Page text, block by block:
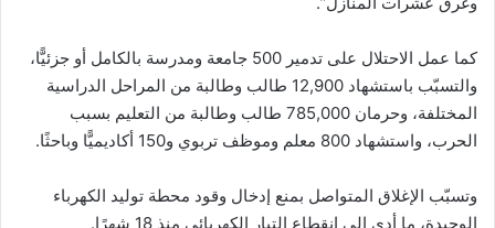
كما عمل الاحتلال على تدمير 500 جامعة ومدرسة بالكامل أو جزئيًّا،
والتسبّب باستشهاد 12,900 طالب وطالبة من المراحل الدراسية
المختلفة، وحرمان 785,000 طالب وطالبة من التعليم بسبب
الحرب، واستشهاد 800 معلم وموظف تربوي و150 أكاديميًّا وباحثًا.
وتسبّب الإغلاق المتواصل بمنع إدخال وقود محطة توليد الكهرباء
الوحيدة، ما أدى إلى انقطاع التيار الكهربائي منذ 18 شهرًا.